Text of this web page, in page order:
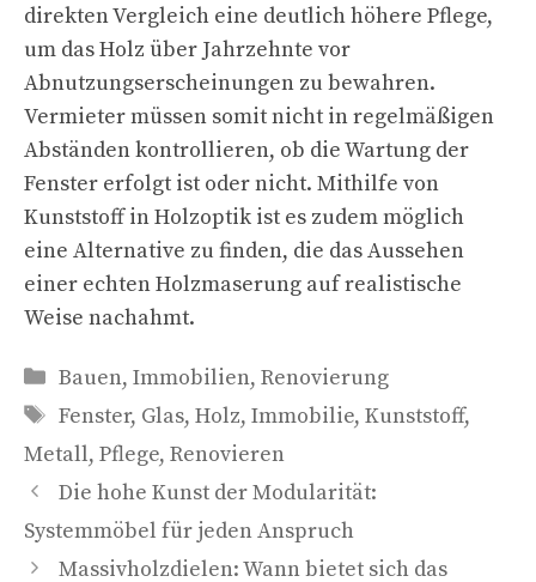
direkten Vergleich eine deutlich höhere Pflege,
um das Holz über Jahrzehnte vor
Abnutzungserscheinungen zu bewahren.
Vermieter müssen somit nicht in regelmäßigen
Abständen kontrollieren, ob die Wartung der
Fenster erfolgt ist oder nicht. Mithilfe von
Kunststoff in Holzoptik ist es zudem möglich
eine Alternative zu finden, die das Aussehen
einer echten Holzmaserung auf realistische
Weise nachahmt.
Kategorien
Bauen, Immobilien, Renovierung
Schlagwörter
Fenster, Glas, Holz, Immobilie, Kunststoff,
Metall, Pflege, Renovieren
Die hohe Kunst der Modularität:
Systemmöbel für jeden Anspruch
Massivholzdielen: Wann bietet sich das